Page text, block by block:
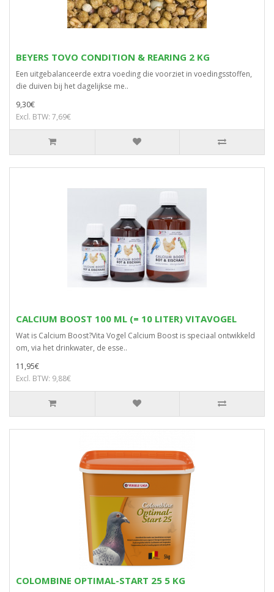
BEYERS TOVO CONDITION & REARING 2 KG
Een uitgebalanceerde extra voeding die voorziet in voedingsstoffen,
die duiven bij het dagelijkse me..
9,30€
Excl. BTW: 7,69€
CALCIUM BOOST 100 ML (= 10 LITER) VITAVOGEL
Wat is Calcium Boost?Vita Vogel Calcium Boost is speciaal ontwikkeld
om, via het drinkwater, de esse..
11,95€
Excl. BTW: 9,88€
COLOMBINE OPTIMAL-START 25 5 KG